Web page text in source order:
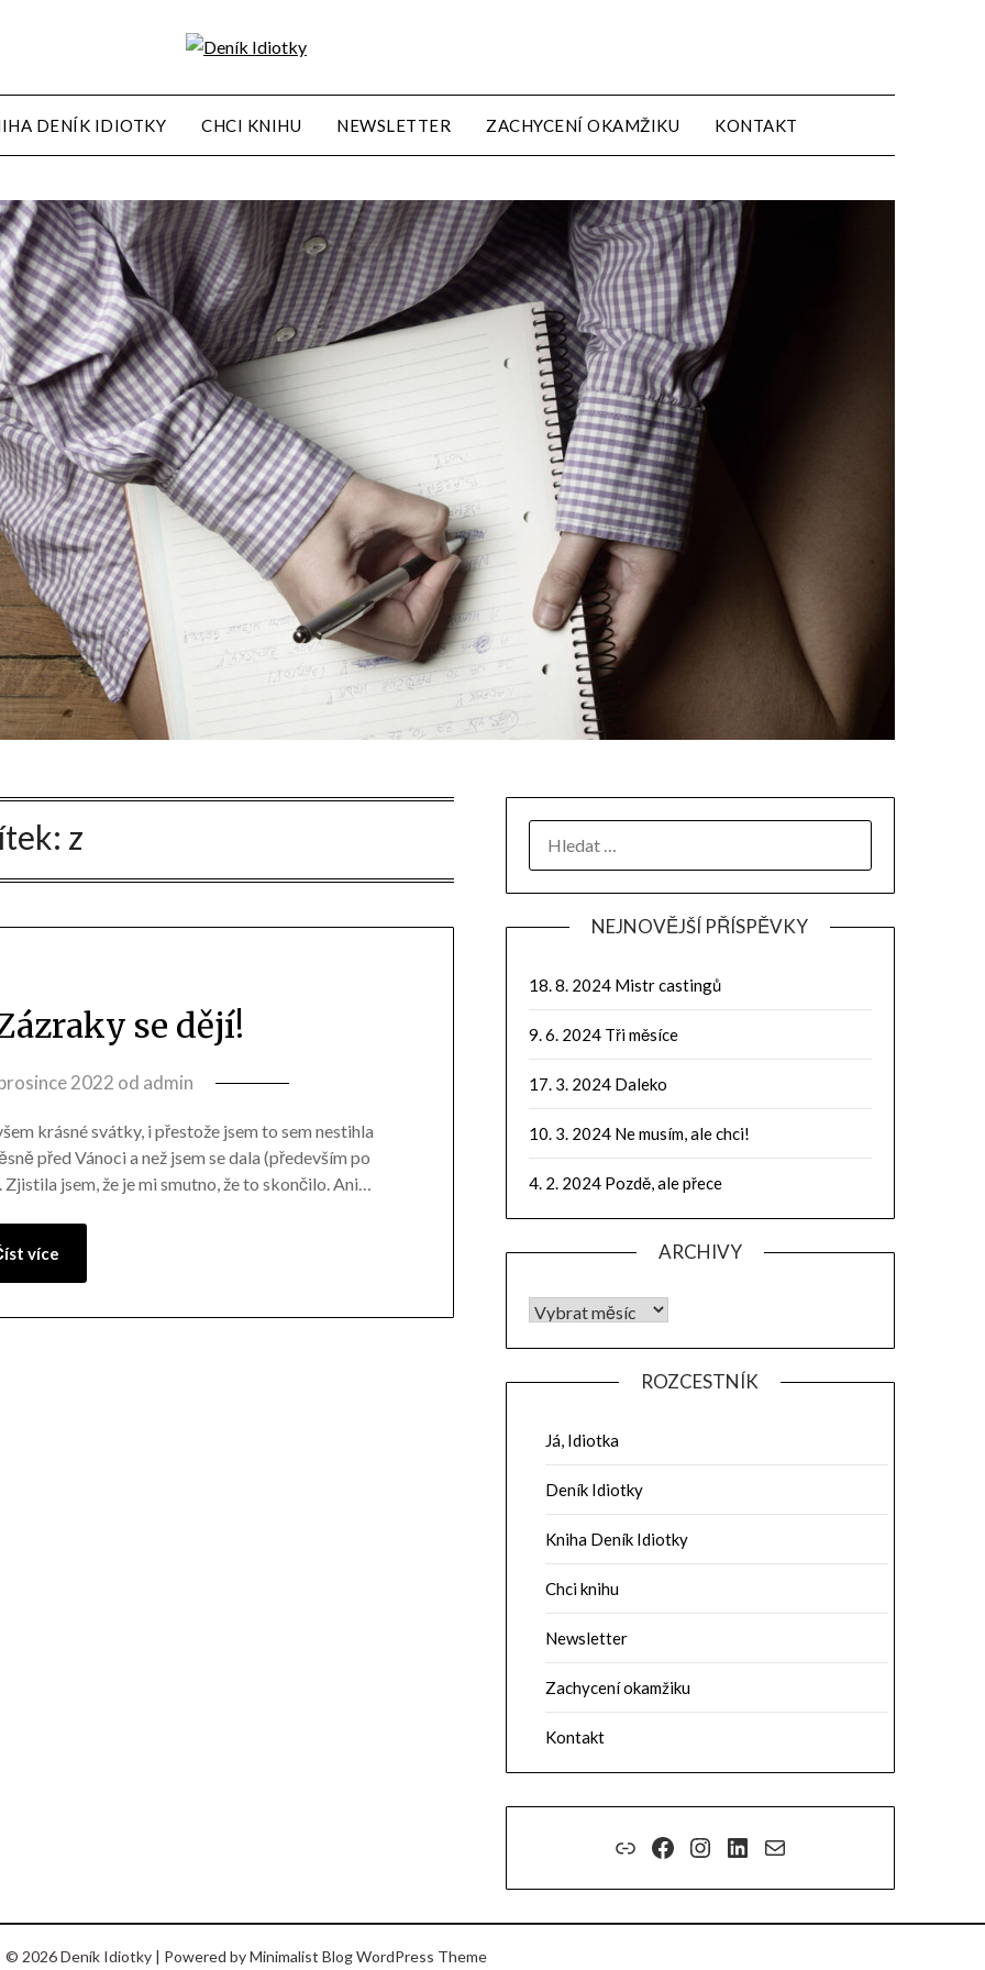
DENÍK IDIOTKY CHCI KNIHU NEWSLETTER ZACHYCENÍ OKAMŽIKU KONTAKT
z
se dějí!
2022 od admin
krásné svátky, i přestože jsem to sem nestihla
před Vánoci a než jsem se dala (především po
jsem, že je mi smutno, že to skončilo. Ani…
více
NEJNOVĚJŠÍ PŘÍSPĚVKY
18. 8. 2024 Mistr castingů
9. 6. 2024 Tři měsíce
17. 3. 2024 Daleko
10. 3. 2024 Ne musím, ale chci!
4. 2. 2024 Pozdě, ale přece
ARCHIVY
ROZCESTNÍK
Já, Idiotka
Deník Idiotky
Kniha Deník Idiotky
Chci knihu
Newsletter
Zachycení okamžiku
Kontakt
© 2026 Deník Idiotky | Powered byMinimalist BlogWordPress Theme